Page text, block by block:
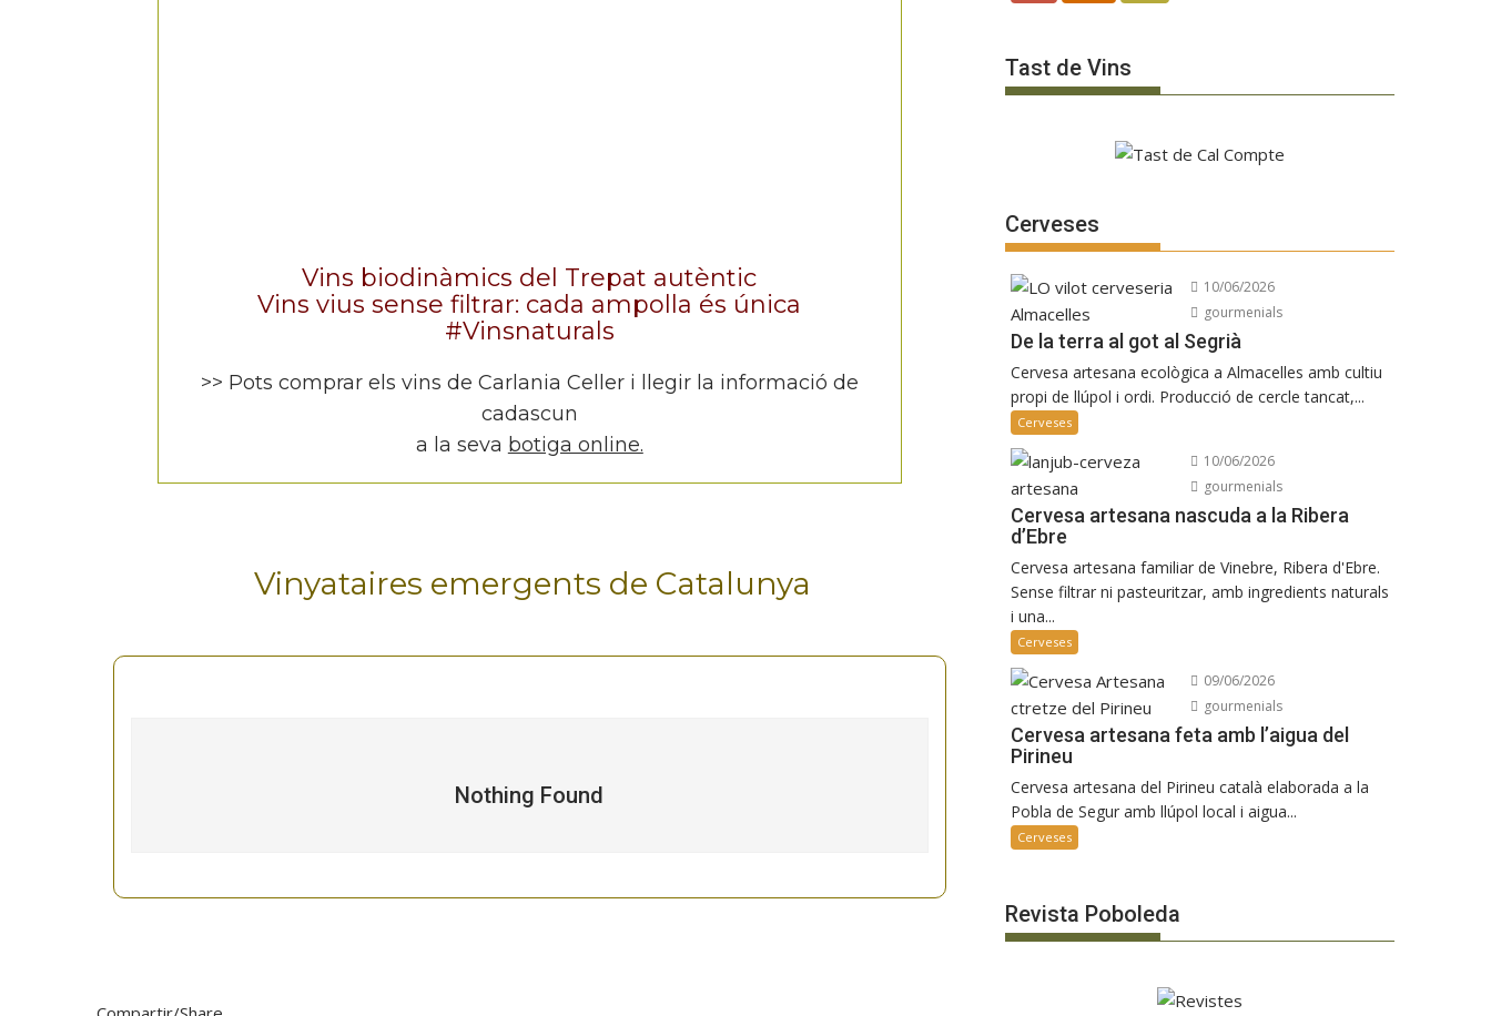
Vins biodinàmics del Trepat autèntic
Vins vius sense filtrar: cada ampolla és única
#Vinsnaturals
>> Pots comprar els vins de Carlania Celler i llegir la informació de
cadascun
a la seva botiga online.
Vinyataires emergents de Catalunya
Nothing Found
Tast de Vins
Cerveses
10/06/2026
gourmenials
De la terra al got al Segrià
Cervesa artesana ecològica a Almacelles amb cultiu
propi de llúpol i ordi. Producció de cercle tancat,...
Cerveses
10/06/2026
gourmenials
Cervesa artesana nascuda a la Ribera
d’Ebre
Cervesa artesana familiar de Vinebre, Ribera d'Ebre.
Sense filtrar ni pasteuritzar, amb ingredients naturals
i una...
Cerveses
09/06/2026
gourmenials
Cervesa artesana feta amb l’aigua del
Pirineu
Cervesa artesana del Pirineu català elaborada a la
Pobla de Segur amb llúpol local i aigua...
Cerveses
Revista Poboleda